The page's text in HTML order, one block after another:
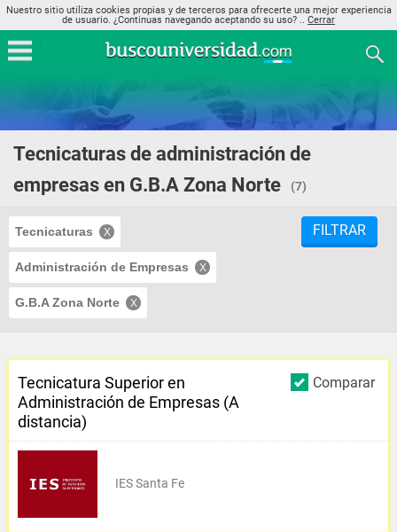
Nuestro sitio utiliza cookies propias y de terceros para ofrecerte una mejor experiencia
de usuario. ¿Continuas navegando aceptando su uso? .. Cerrar
Tecnicaturas de administración de
empresas en G.B.A Zona Norte
(7)
Tecnicaturas
Administración de Empresas
G.B.A Zona Norte
FILTRAR
Comparar
Tecnicatura Superior en
Administración de Empresas (A
distancia)
IES Santa Fe